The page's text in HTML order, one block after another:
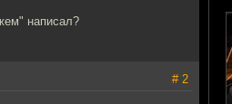
написал?
# 2